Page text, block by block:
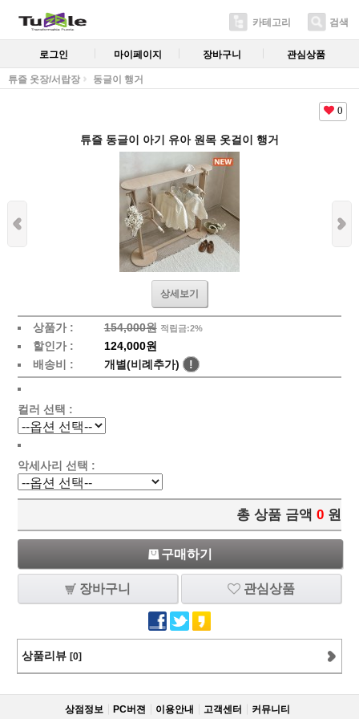
카테고리 검색
로그인 마이페이지 장바구니 관심상품
튜즐 옷장/서랍장 동글이 행거
0
튜즐 동글이 아기 유아 원목 옷걸이 행거
상세보기
상품가 : 154,000원 적립금:2%
할인가 :
124,000원
배송비 :
개별(비례추가) !
컬러 선택 :
악세사리 선택 :
총 상품 금액 0 원
구매하기
장바구니 관심상품
상품리뷰 [0]
상점정보 PC버젼 이용안내 고객센터 커뮤니티